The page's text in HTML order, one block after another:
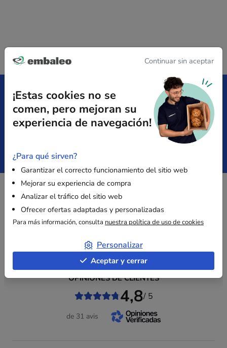
Entrega gratuita
desde 149 € sin IVA
Satisfecho
o reembolsado
Pago
Seguro
PAGO SEGURO
OPINIONES DE CLIENTES
4,8/ 5
de 31 avis
Continuar sin aceptar
¡Estas cookies no se
comen, pero mejoran su
experiencia de navegación!
¿Para qué sirven?
Garantizar el correcto funcionamiento del sitio web
Mejorar su experiencia de compra
Analizar el tráfico del sitio web
Ofrecer ofertas adaptadas y personalizadas
Para más información, consulta nuestra política de uso de cookies
Personalizar
Aceptar y cerrar